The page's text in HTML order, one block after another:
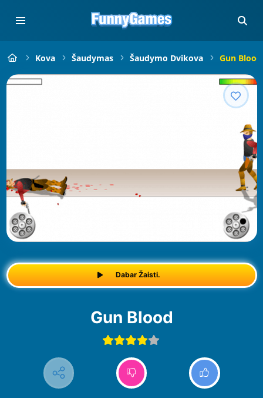
Kova Šaudymas Šaudymo Dvikova Gun Blood
Dabar Žaisti.
Gun Blood